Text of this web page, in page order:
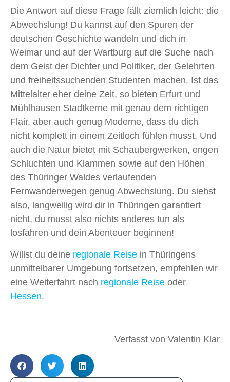
Die Antwort auf diese Frage fällt ziemlich leicht: die
Abwechslung! Du kannst auf den Spuren der
deutschen Geschichte wandeln und dich in
Weimar und auf der Wartburg auf die Suche nach
dem Geist der Dichter und Politiker, der Gelehrten
und freiheitssuchenden Studenten machen. Ist das
Mittelalter eher deine Zeit, so bieten Erfurt und
Mühlhausen Stadtkerne mit genau dem richtigen
Flair, aber auch genug Moderne, dass du dich
nicht komplett in einem Zeitloch fühlen musst. Und
auch die Natur bietet mit Schaubergwerken, engen
Schluchten und Klammen sowie auf den Höhen
des Thüringer Waldes verlaufenden
Fernwanderwegen genug Abwechslung. Du siehst
also, langweilig wird dir in Thüringen garantiert
nicht, du musst also nichts anderes tun als
losfahren und dein Abenteuer beginnen!
Willst du deine regionale Reise in Thüringens
unmittelbarer Umgebung fortsetzen, empfehlen wir
eine Weiterfahrt nach regionale Reise oder
Hessen.
Verfasst von Valentin Klar